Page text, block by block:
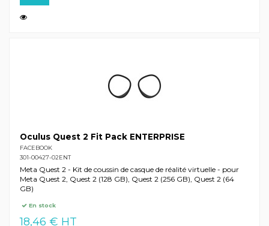
Oculus Quest 2 Fit Pack ENTERPRISE
FACEBOOK
301-00427-02ENT
Meta Quest 2 - Kit de coussin de casque de réalité virtuelle - pour
Meta Quest 2, Quest 2 (128 GB), Quest 2 (256 GB), Quest 2 (64
GB)
En stock
18,46 € HT